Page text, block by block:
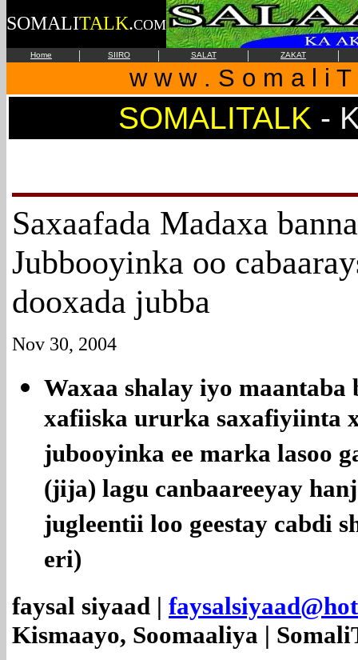
SOMALITALK.COM
Home | SIIRO | SALAT | ZAKAT |
w w w . S o m a l i
SOMALITALK -
Saxaafada Madaxa
Jubbooyinka oo
dooxada jubba
Nov 30, 2004
Waxaa shalay iyo maantaba
xafiiska ururka saxafiyiinta
jubooyinka ee marka lasoo
(jija) lagu canbaareeyay
jugleentii loo geestay cabdi
eri)
faysal siyaad |
Kismaayo, Soomaaliya |